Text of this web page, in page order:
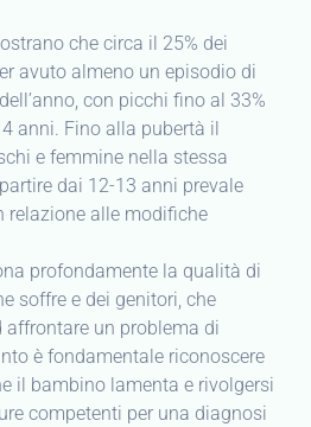
che circa il 25% dei
avuto almeno un episodio di
con picchi fino al 33%
anni. Fino alla pubertà il
e femmine nella stessa
dai 12-13 anni prevale
relazione alle modifiche
profondamente la qualità di
soffre e dei genitori, che
affrontare un problema di
è fondamentale riconoscere
il bambino lamenta e rivolgersi
competenti per una diagnosi